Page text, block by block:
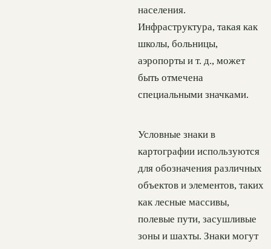
населения.
Инфраструктура, такая как
школы, больницы,
аэропорты и т. д., может
быть отмечена
специальными значками.
Условные знаки в
картографии используются
для обозначения различных
объектов и элементов, таких
как лесные массивы,
полевые пути, засушливые
зоны и шахты. Знаки могут